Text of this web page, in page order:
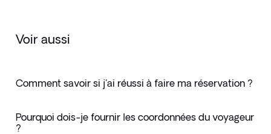
Voir aussi
Comment savoir si j'ai réussi à faire ma réservation ?
Pourquoi dois-je fournir les coordonnées du voyageur
?